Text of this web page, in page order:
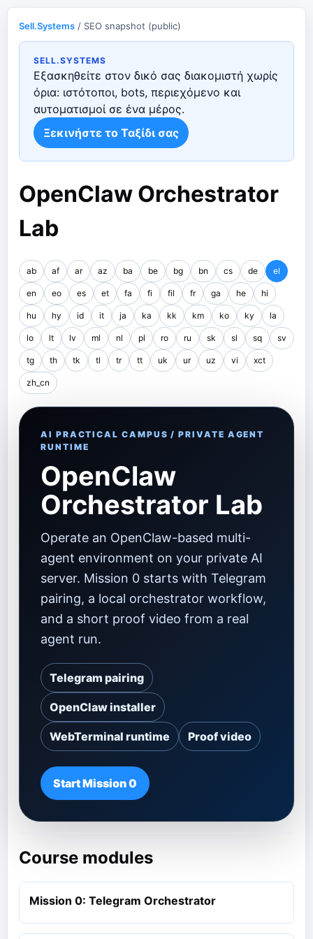
Sell.Systems / SEO snapshot (public)
SELL.SYSTEMS
Εξασκηθείτε στον δικό σας διακομιστή χωρίς
όρια: ιστότοποι, bots, περιεχόμενο και
αυτοματισμοί σε ένα μέρος.
Ξεκινήστε το Ταξίδι σας
OpenClaw Orchestrator
Lab
ab af ar az ba be bg bn cs de el
en eo es et fa fi fil fr ga he hi
hu hy id it ja ka kk km ko ky la
lo lt lv ml nl pl ro ru sk sl sq sv
tg th tk tl tr tt uk ur uz vi xct
zh_cn
AI PRACTICAL CAMPUS / PRIVATE AGENT
RUNTIME
OpenClaw
Orchestrator Lab
Operate an OpenClaw-based multi-
agent environment on your private AI
server. Mission 0 starts with Telegram
pairing, a local orchestrator workflow,
and a short proof video from a real
agent run.
Telegram pairing
OpenClaw installer
WebTerminal runtime Proof video
Start Mission 0
Course modules
Mission 0: Telegram Orchestrator